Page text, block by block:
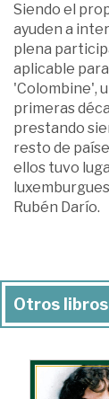
Siendo el
ayuden a
plena
aplicable
'Colombine',
primeras
prestando
resto de
ellos tuvo
Rubén Darío.
Otros